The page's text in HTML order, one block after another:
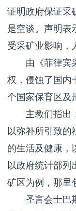
证明政府保证采
是空谈。声明表
受采矿业影响，
由《菲律宾采
权，侵蚀了国内
个国家保育区及
主教们指出：
以弥补所引致的
的生活及健康，
以政府统计部列
矿区为例，那里
圣言会士巴斯